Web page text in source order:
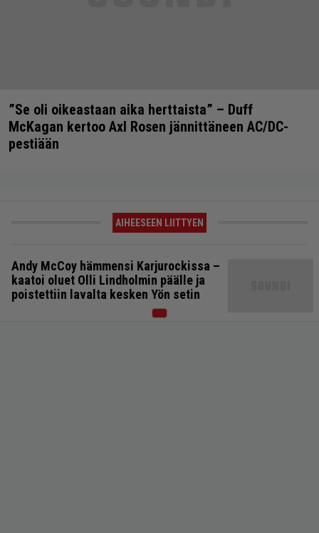
”Se oli oikeastaan aika herttaista” – Duff
McKagan kertoo Axl Rosen jännittäneen AC/DC-
pestiään
AIHEESEEN LIITTYEN
Andy McCoy hämmensi Karjurockissa –
kaatoi oluet Olli Lindholmin päälle ja
poistettiin lavalta kesken Yön setin